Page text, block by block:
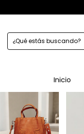
Inicio